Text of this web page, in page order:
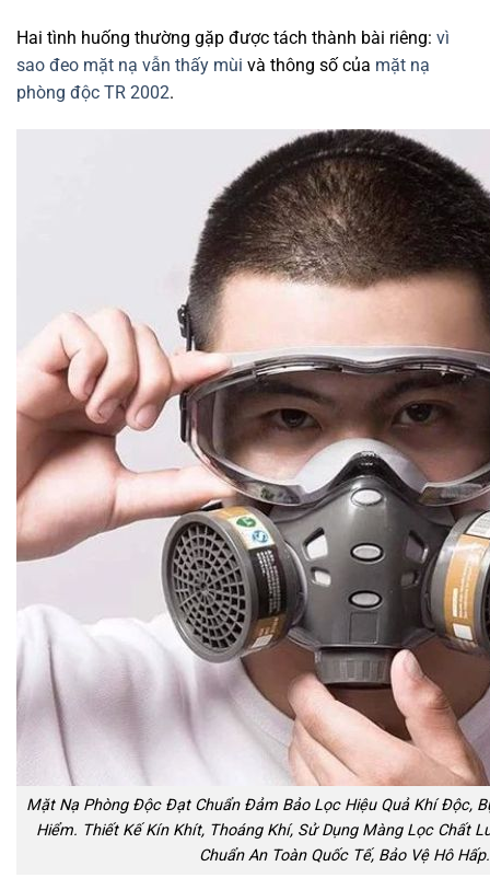
Hai tình huống thường gặp được tách thành bài riêng: vì
sao đeo mặt nạ vẫn thấy mùi và thông số của mặt nạ
phòng độc TR 2002.
Mặt Nạ Phòng Độc Đạt Chuẩn Đảm Bảo Lọc Hiệu Quả Khí Độc,
Hiểm. Thiết Kế Kín Khít, Thoáng Khí, Sử Dụng Màng Lọc Chất
Chuẩn An Toàn Quốc Tế, Bảo Vệ Hô Hấp.